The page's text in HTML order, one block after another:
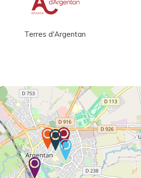
Terres d'Argentan